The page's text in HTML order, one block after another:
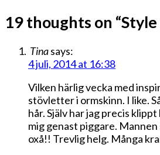
19 thoughts on “
Tinasays:
4 juli, 2014 at 16:38
Vilken härlig vecka med
stövletter i ormskinn. I like.
hår. Själv har jag precis
mig genast piggare.
oxå!! Trevlig helg. Många